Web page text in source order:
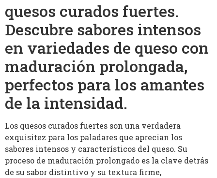
quesos curados fuertes.
Descubre sabores intensos
en variedades de queso con
maduración prolongada,
perfectos para los amantes
de la intensidad.
Los quesos curados fuertes son una verdadera
exquisitez para los paladares que aprecian los
sabores intensos y característicos del queso. Su
proceso de maduración prolongado es la clave detrás
de su sabor distintivo y su textura firme,